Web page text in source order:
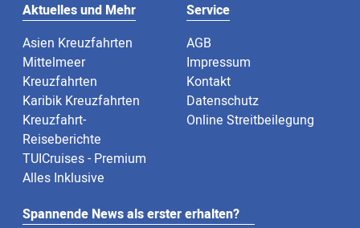
Aktuelles und Mehr
Asien Kreuzfahrten
Mittelmeer
Kreuzfahrten
Karibik Kreuzfahrten
Kreuzfahrt-
Reiseberichte
TUICruises - Premium
Alles Inklusive
Service
AGB
Impressum
Kontakt
Datenschutz
Online Streitbeilegung
Spannende News als erster erhalten?